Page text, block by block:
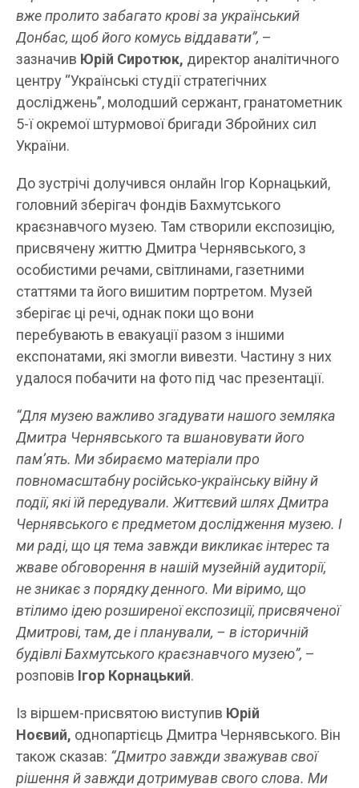
вже пролито забагато крові за український
Донбас, щоб його комусь віддавати”, –
зазначив Юрій Сиротюк, директор аналітичного
центру “Українські студії стратегічних
досліджень”, молодший сержант, гранатометник
5-ї окремої штурмової бригади Збройних сил
України.
До зустрічі долучився онлайн Ігор Корнацький,
головний зберігач фондів Бахмутського
краєзнавчого музею. Там створили експозицію,
присвячену життю Дмитра Чернявського, з
особистими речами, світлинами, газетними
статтями та його вишитим портретом. Музей
зберігає ці речі, однак поки що вони
перебувають в евакуації разом з іншими
експонатами, які змогли вивезти. Частину з них
удалося побачити на фото під час презентації.
“Для музею важливо згадувати нашого земляка
Дмитра Чернявського та вшановувати його
пам’ять. Ми збираємо матеріали про
повномасштабну російсько-українську війну й
події, які їй передували. Життєвий шлях Дмитра
Чернявського є предметом дослідження музею. І
ми раді, що ця тема завжди викликає інтерес та
жваве обговорення в нашій музейній аудиторії,
не зникає з порядку денного. Ми віримо, що
втілимо ідею розширеної експозиції, присвяченої
Дмитрові, там, де і планували, – в історичній
будівлі Бахмутського краєзнавчого музею”, –
розповів Ігор Корнацький.
Із віршем-присвятою виступив Юрій
Ноєвий, однопартієць Дмитра Чернявського. Він
також сказав: “Дмитро завжди зважував свої
рішення й завжди дотримував свого слова. Ми